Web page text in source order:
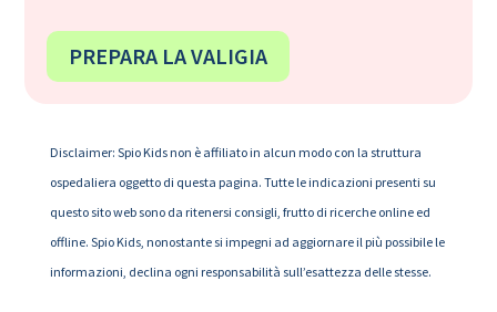
PREPARA LA VALIGIA
Disclaimer: Spio Kids non è affiliato in alcun modo con la struttura
ospedaliera oggetto di questa pagina. Tutte le indicazioni presenti su
questo sito web sono da ritenersi consigli, frutto di ricerche online ed
offline. Spio Kids, nonostante si impegni ad aggiornare il più possibile le
informazioni, declina ogni responsabilità sull’esattezza delle stesse.